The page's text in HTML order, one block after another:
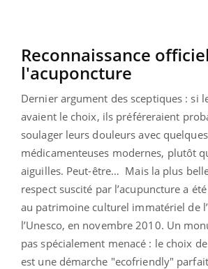
Reconnaissance
l'acuponcture
Dernier argument des sceptiques : si
avaient le choix, ils préféreraient
soulager leurs douleurs avec
médicamenteuses modernes, plutôt
aiguilles. Peut-être… Mais la plus
respect suscité par l’acupuncture a
au patrimoine culturel immatériel de
l’Unesco, en novembre 2010. Un
pas spécialement menacé : le choix
est une démarche "ecofriendly"